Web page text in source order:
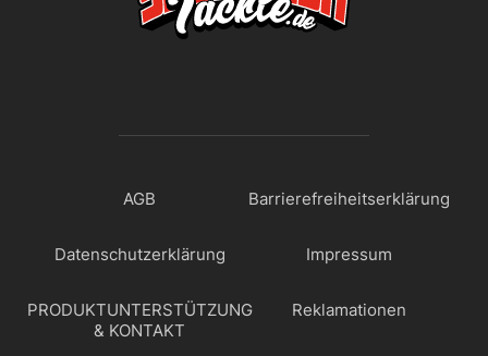
AGB Barrierefreiheitserklärung
Datenschutzerklärung Impressum
PRODUKTUNTERSTÜTZUNG
& KONTAKT
Reklamationen